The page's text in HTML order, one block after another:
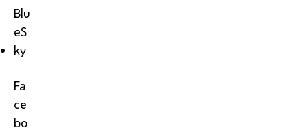
Blu
eS
ky
Fa
ce
bo